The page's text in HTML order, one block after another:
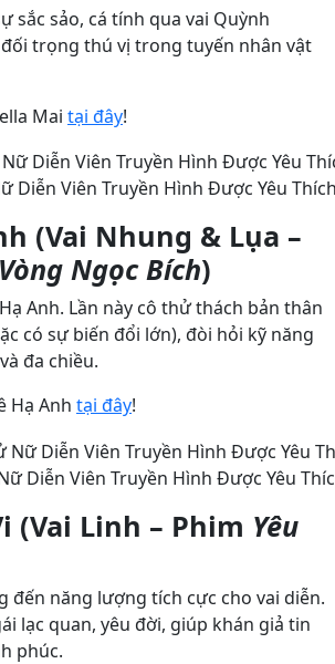
sắc sảo, cá tính qua vai Quỳnh
trọng thú vị trong tuyến nhân vật
Mai tại đây!
Diễn Viên Truyền Hình Được Yêu
(Vai Nhung & Lụa –
Ngọc Bích)
Anh. Lần này cô thử thách bản thân
có sự biến đổi lớn), đòi hỏi kỹ năng
đa chiều.
Hạ Anh tại đây!
Diễn Viên Truyền Hình Được Yêu
(Vai Linh – Phim Yêu
đến năng lượng tích cực cho vai diễn.
lạc quan, yêu đời, giúp khán giả tin
phúc.